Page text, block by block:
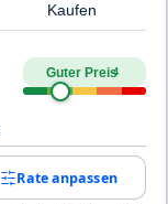
Kaufen
Guter Preis4
Rate anpassen